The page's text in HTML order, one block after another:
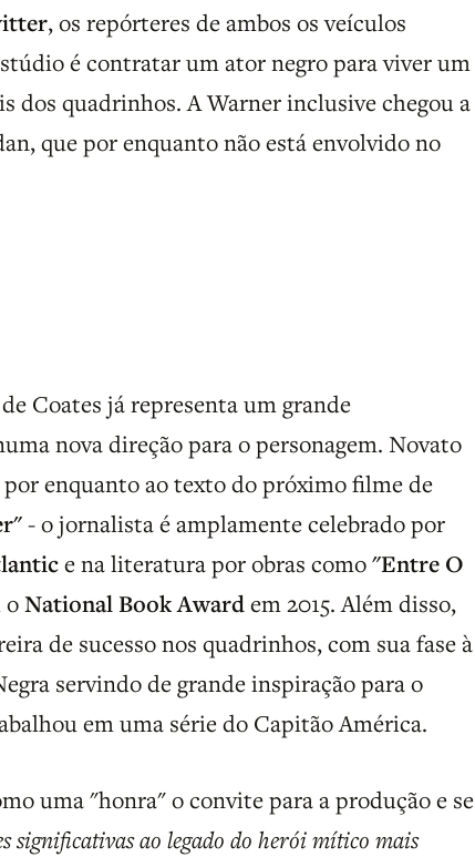
, os repórteres de ambos os veículos
é contratar um ator negro para viver um
dos quadrinhos. A Warner inclusive chegou a
que por enquanto não está envolvido no
Coates já representa um grande
nova direção para o personagem. Novato
enquanto ao texto do próximo filme de
- o jornalista é amplamente celebrado por
e na literatura por obras como"Entre O
oNational Book Awardem 2015. Além disso,
de sucesso nos quadrinhos, com sua fase à
servindo de grande inspiração para o
em uma série do Capitão América.
uma "honra" o convite para a produção e se
significativas ao legado do herói mítico mais